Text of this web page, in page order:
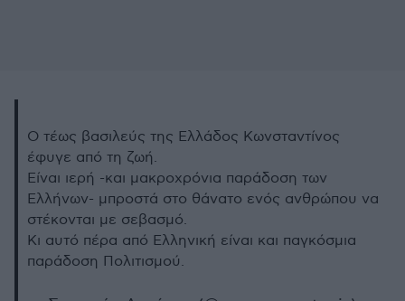
Ο τέως βασιλεύς της Ελλάδος Κωνσταντίνος
έφυγε από τη ζωή.
Είναι ιερή -και μακροχρόνια παράδοση των
Ελλήνων- μπροστά στο θάνατο ενός ανθρώπου να
στέκονται με σεβασμό.
Κι αυτό πέρα από Ελληνική είναι και παγκόσμια
παράδοση Πολιτισμού.